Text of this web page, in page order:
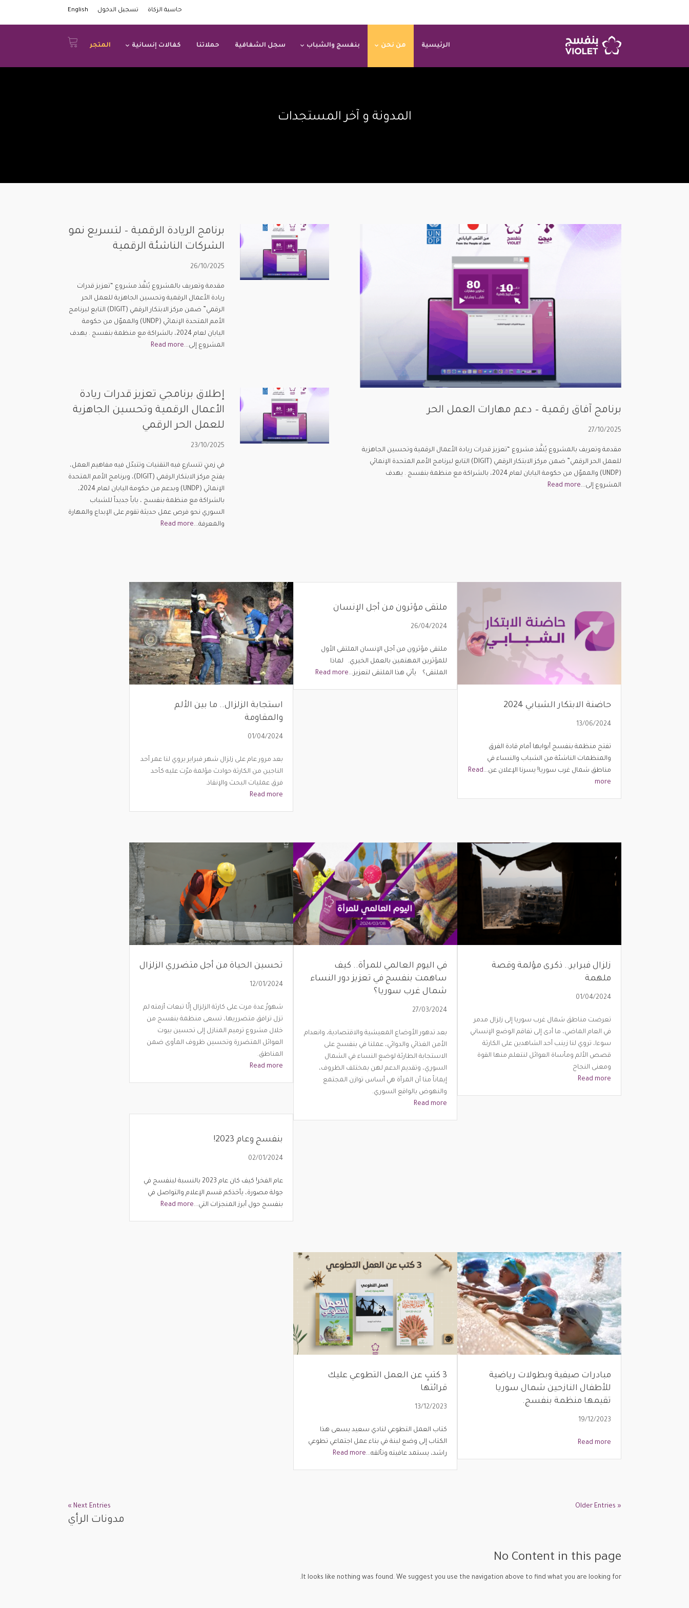
حاسبة الزكاة تسجيل الدخول English
الرئيسية من نحن بنفسج والشباب سجل الشفافية حملاتنا كفالات إنسانية المتجر
المدونة و آخر المستجدات
برنامج آفاق رقمية – دعم مهارات العمل الحر
27/10/2025
مقدمة وتعريف بالمشروع يُنفَّذ مشروع “تعزيز قدرات ريادة الأعمال الرقمية وتحسين الجاهزية
للعمل الحر الرقمي” ضمن مركز الابتكار الرقمي (DIGIT) التابع لبرنامج الأمم المتحدة الإنمائي
(UNDP) والمموّل من حكومة اليابان لعام 2024، بالشراكة مع منظمة بنفسج . يهدف
المشروع إلى...Read more
برنامج الريادة الرقمية – لتسريع نمو
الشركات الناشئة الرقمية
26/10/2025
مقدمة وتعريف بالمشروع يُنفَّذ مشروع “تعزيز قدرات
ريادة الأعمال الرقمية وتحسين الجاهزية للعمل الحر
الرقمي” ضمن مركز الابتكار الرقمي (DIGIT) التابع لبرنامج
الأمم المتحدة الإنمائي (UNDP) والمموّل من حكومة
اليابان لعام 2024، بالشراكة مع منظمة بنفسج . يهدف
المشروع إلى...Read more
إطلاق برنامجي تعزيز قدرات ريادة
الأعمال الرقمية وتحسين الجاهزية
للعمل الحر الرقمي
23/10/2025
في زمنٍ تتسارع فيه التقنيات وتتبدّل فيه مفاهيم العمل،
يفتح مركز الابتكار الرقمي (DIGIT)، وبرنامج الأمم المتحدة
الإنمائي (UNDP) وبدعم من حكومة اليابان لعام 2024،
بالشراكة مع منظمة بنفسج ، باباً جديداً للشباب
السوري نحو فرص عمل حديثة تقوم على الإبداع والمهارة
والمعرفة...Read more
حاضنة الابتكار الشبابي 2024
13/06/2024
تفتح منظمة بنفسج أبوابها أمام قادة الفرق
والمنظمات الناشئة من الشباب والنساء في
مناطق شمال غرب سوريا! يسرنا الإعلان عن...Read
more
ملتقى مؤثرون من أجل الإنسان
26/04/2024
ملتقى مؤثرون من أجل الإنسان الملتقى الأول
للمؤثرين المهتمين بالعمل الخيري. لماذا
الملتقى؟ يأتي هذا الملتقى لتعزيز...Read more
استجابة الزلزال.. ما بين الألم
والمقاومة
01/04/2024
بعد مرور عام على زلزال شهر فبراير يروي لنا عمر أحد
الناجين من الكارثة حوادث مؤلمة مرّت عليه كأحد
فرق عمليات البحث والإنقاذ.
Read more
زلزال فبراير.. ذكرى مؤلمة وقصة
ملهمة
01/04/2024
تعرضت مناطق شمال غرب سوريا إلى زلزال مدمر
في العام الماضي، ما أدى إلى تفاقم الوضع الإنساني
سوءا، تروي لنا زينب أحد الشاهدين على الكارثة
قصص الألم ومأساة العوائل لنتعلم منها القوة
ومعنى النجاح
Read more
في اليوم العالمي للمرأة.. كيف
ساهمت بنفسج في تعزيز دور النساء
شمال غرب سوريا؟
27/03/2024
بعد تدهور الأوضاع المعيشية والاقتصادية، وانعدام
الأمن الغذائي والدوائي، عملنا في بنفسج على
الاستجابة الطارئة لوضع النساء في الشمال
السوري، وتقديم الدعم لهن بمختلف الظروف،
إيماناً منا أن المرأة هي أساس توازن المجتمع
والنهوض بالواقع السوري.
Read more
تحسين الحياة من أجل متضرري الزلزال
12/01/2024
شهورٌ عدة مرت على كارثة الزلزال إلّا تبعات أزمته لم
تزل ترافق متضرريها، تسعى منظمة بنفسج من
خلال مشروع ترميم المنازل إلى تحسين بيوت
العوائل المتضررة وتحسين ظروف المأوى ضمن
المناطق.
Read more
بنفسج وعام 2023!
02/01/2024
عام الفخر! كيف كان عام 2023 بالنسبة لبنفسج في
جولة مصورة، يأخذكم قسم الإعلام والتواصل في
بنفسج حول أبرز المنجزات التي...Read more
مبادرات صيفية وبطولات رياضية
للأطفال النازحين شمال سوريا
تقيمها منظمة بنفسج.
19/12/2023
Read more
3 كتبٍ عن العمل التطوعي عليك
قرائتها
13/12/2023
كتاب العمل التطوعي لنادي سعيد يسعى هذا
الكتاب إلى وضع لبنة في بناء عمل اجتماعي تطوعي
راشد، يستمد عافيته وتألقه...Read more
« Older Entries
Next Entries »
مدونات الرأي
No Content in this page
It looks like nothing was found. We suggest you use the navigation above to find what you are looking for.